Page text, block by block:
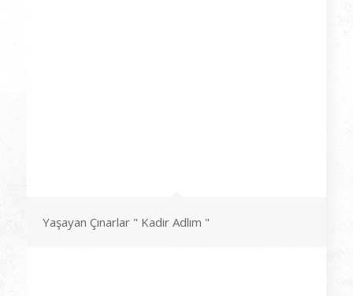
Yaşayan Çınarlar " Kadir Adlım "